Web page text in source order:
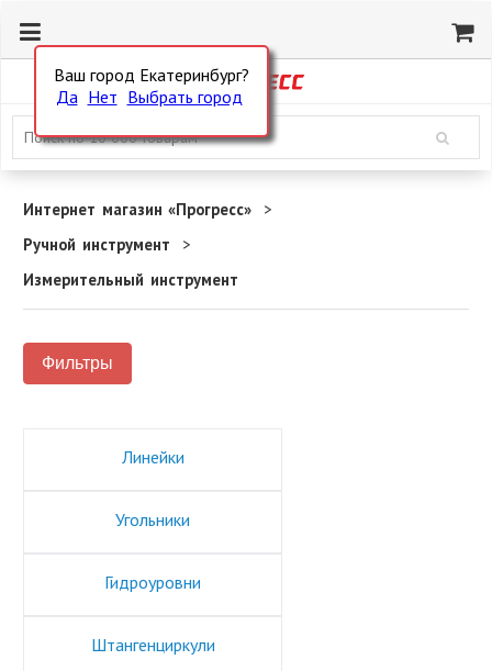
Ваш город Екатеринбург?
Да Нет Выбрать город
Интернет магазин «Прогресс»
Ручной инструмент
Измерительный инструмент
Фильтры
Линейки
Угольники
Гидроуровни
Штангенциркули